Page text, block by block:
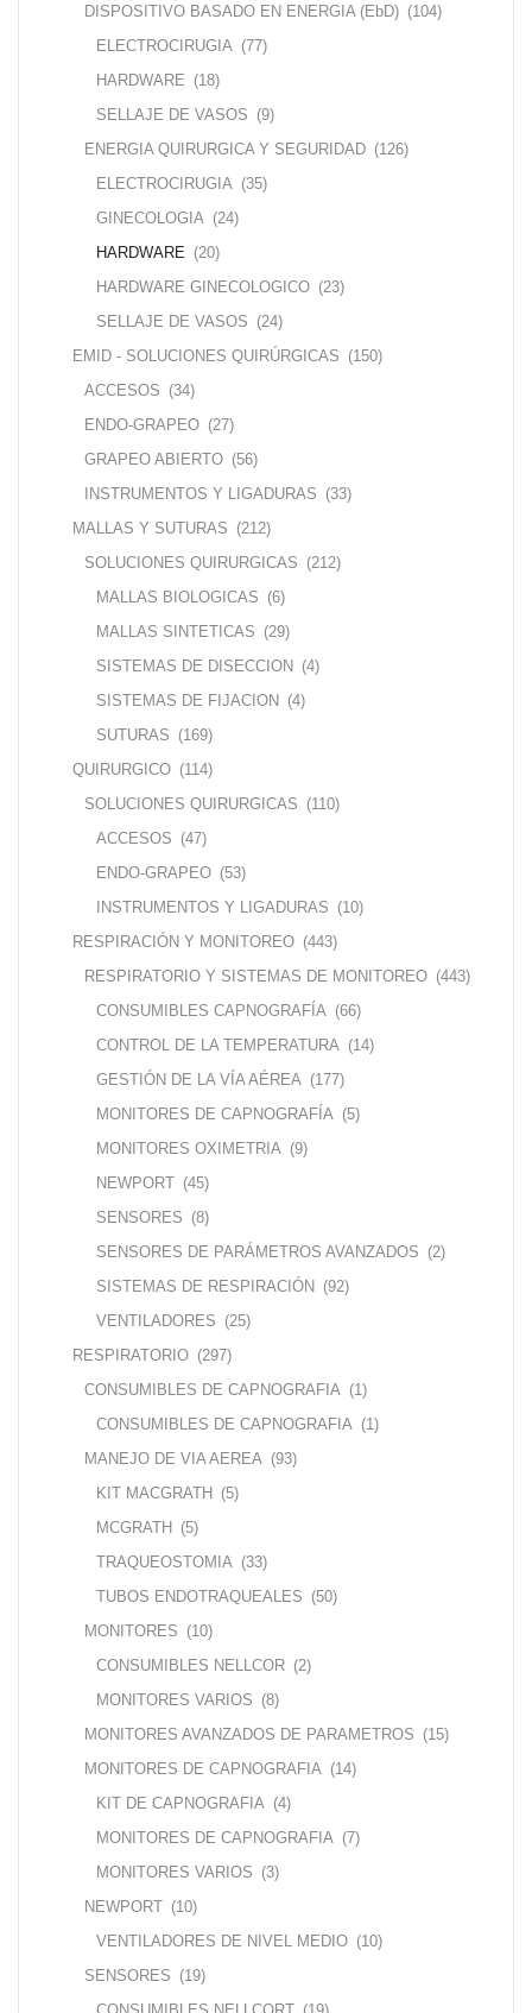
DISPOSITIVO BASADO EN ENERGIA (EbD) (104)
ELECTROCIRUGIA (77)
HARDWARE (18)
SELLAJE DE VASOS (9)
ENERGIA QUIRURGICA Y SEGURIDAD (126)
ELECTROCIRUGIA (35)
GINECOLOGIA (24)
HARDWARE (20)
HARDWARE GINECOLOGICO (23)
SELLAJE DE VASOS (24)
EMID - SOLUCIONES QUIRÚRGICAS (150)
ACCESOS (34)
ENDO-GRAPEO (27)
GRAPEO ABIERTO (56)
INSTRUMENTOS Y LIGADURAS (33)
MALLAS Y SUTURAS (212)
SOLUCIONES QUIRURGICAS (212)
MALLAS BIOLOGICAS (6)
MALLAS SINTETICAS (29)
SISTEMAS DE DISECCION (4)
SISTEMAS DE FIJACION (4)
SUTURAS (169)
QUIRURGICO (114)
SOLUCIONES QUIRURGICAS (110)
ACCESOS (47)
ENDO-GRAPEO (53)
INSTRUMENTOS Y LIGADURAS (10)
RESPIRACIÓN Y MONITOREO (443)
RESPIRATORIO Y SISTEMAS DE MONITOREO (443)
CONSUMIBLES CAPNOGRAFÍA (66)
CONTROL DE LA TEMPERATURA (14)
GESTIÓN DE LA VÍA AÉREA (177)
MONITORES DE CAPNOGRAFÍA (5)
MONITORES OXIMETRIA (9)
NEWPORT (45)
SENSORES (8)
SENSORES DE PARÁMETROS AVANZADOS (2)
SISTEMAS DE RESPIRACIÓN (92)
VENTILADORES (25)
RESPIRATORIO (297)
CONSUMIBLES DE CAPNOGRAFIA (1)
CONSUMIBLES DE CAPNOGRAFIA (1)
MANEJO DE VIA AEREA (93)
KIT MACGRATH (5)
MCGRATH (5)
TRAQUEOSTOMIA (33)
TUBOS ENDOTRAQUEALES (50)
MONITORES (10)
CONSUMIBLES NELLCOR (2)
MONITORES VARIOS (8)
MONITORES AVANZADOS DE PARAMETROS (15)
MONITORES DE CAPNOGRAFIA (14)
KIT DE CAPNOGRAFIA (4)
MONITORES DE CAPNOGRAFIA (7)
MONITORES VARIOS (3)
NEWPORT (10)
VENTILADORES DE NIVEL MEDIO (10)
SENSORES (19)